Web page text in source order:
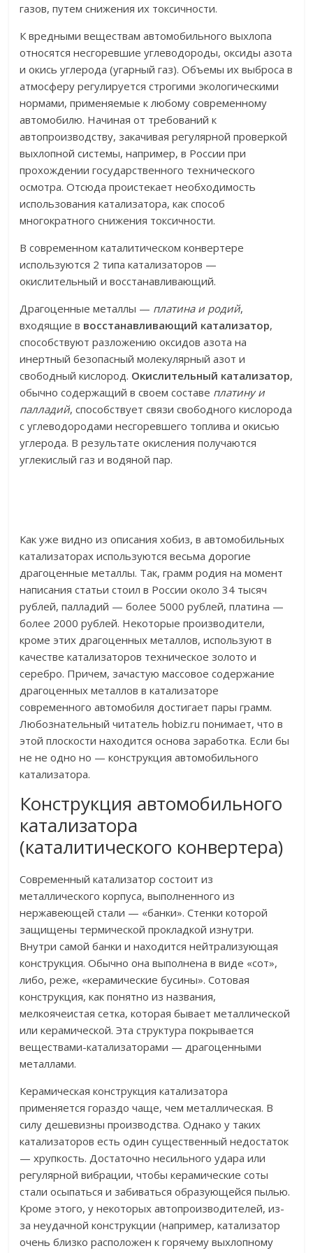
газов, путем снижения их токсичности.
К вредными веществам автомобильного выхлопа
относятся несгоревшие углеводороды, оксиды азота
и окись углерода (угарный газ). Объемы их выброса в
атмосферу регулируется строгими экологическими
нормами, применяемые к любому современному
автомобилю. Начиная от требований к
автопроизводству, закачивая регулярной проверкой
выхлопной системы, например, в России при
прохождении государственного технического
осмотра. Отсюда проистекает необходимость
использования катализатора, как способ
многократного снижения токсичности.
В современном каталитическом конвертере
используются 2 типа катализаторов —
окислительный и восстанавливающий.
Драгоценные металлы — платина и родий,
входящие в восстанавливающий катализатор,
способствуют разложению оксидов азота на
инертный безопасный молекулярный азот и
свободный кислород. Окислительный катализатор,
обычно содержащий в своем составе платину и
палладий, способствует связи свободного кислорода
с углеводородами несгоревшего топлива и окисью
углерода. В результате окисления получаются
углекислый газ и водяной пар.
Как уже видно из описания хобиз, в автомобильных
катализаторах используются весьма дорогие
драгоценные металлы. Так, грамм родия на момент
написания статьи стоил в России около 34 тысяч
рублей, палладий — более 5000 рублей, платина —
более 2000 рублей. Некоторые производители,
кроме этих драгоценных металлов, используют в
качестве катализаторов техническое золото и
серебро. Причем, зачастую массовое содержание
драгоценных металлов в катализаторе
современного автомобиля достигает пары грамм.
Любознательный читатель hobiz.ru понимает, что в
этой плоскости находится основа заработка. Если бы
не не одно но — конструкция автомобильного
катализатора.
Конструкция автомобильного
катализатора
(каталитического конвертера)
Современный катализатор состоит из
металлического корпуса, выполненного из
нержавеющей стали — «банки». Стенки которой
защищены термической прокладкой изнутри.
Внутри самой банки и находится нейтрализующая
конструкция. Обычно она выполнена в виде «сот»,
либо, реже, «керамические бусины». Сотовая
конструкция, как понятно из названия,
мелкоячеистая сетка, которая бывает металлической
или керамической. Эта структура покрывается
веществами-катализаторами — драгоценными
металлами.
Керамическая конструкция катализатора
применяется гораздо чаще, чем металлическая. В
силу дешевизны производства. Однако у таких
катализаторов есть один существенный недостаток
— хрупкость. Достаточно несильного удара или
регулярной вибрации, чтобы керамические соты
стали осыпаться и забиваться образующейся пылью.
Кроме этого, у некоторых автопроизводителей, из-
за неудачной конструкции (например, катализатор
очень близко расположен к горячему выхлопному